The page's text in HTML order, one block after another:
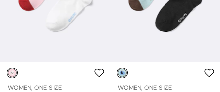
WOMEN, ONE SIZE
WOMEN, ONE SIZE